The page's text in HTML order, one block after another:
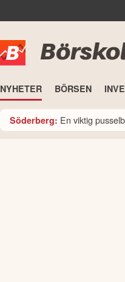
NYHETER BÖRSEN
Söderberg: En viktig